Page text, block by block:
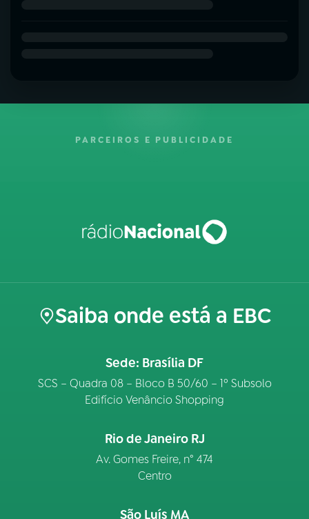
PARCEIROS E PUBLICIDADE
Saiba onde está a EBC
Sede: Brasília DF
SCS – Quadra 08 – Bloco B 50/60 – 1º Subsolo
Edifício Venâncio Shopping
Rio de Janeiro RJ
Av. Gomes Freire, n° 474
Centro
São Luís MA